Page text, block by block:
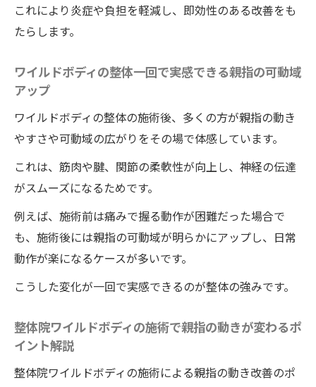
これにより炎症や負担を軽減し、即効性のある改善をも
たらします。
ワイルドボディの整体一回で実感できる親指の可動域
アップ
ワイルドボディの整体の施術後、多くの方が親指の動き
やすさや可動域の広がりをその場で体感しています。
これは、筋肉や腱、関節の柔軟性が向上し、神経の伝達
がスムーズになるためです。
例えば、施術前は痛みで握る動作が困難だった場合で
も、施術後には親指の可動域が明らかにアップし、日常
動作が楽になるケースが多いです。
こうした変化が一回で実感できるのが整体の強みです。
整体院ワイルドボディの施術で親指の動きが変わるポ
イント解説
整体院ワイルドボディの施術による親指の動き改善のポ